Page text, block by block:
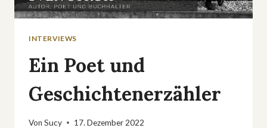
INTERVIEWS
Ein Poet und
Geschichtenerzähler
Von Sucy 17. Dezember 2022